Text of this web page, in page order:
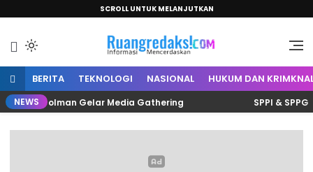
SCROLL UNTUK MELANJUTKAN
Ruang Redaksi
Informasi Mencerdaskan
BERITA TEKNOLOGI NASIONAL HUKUM DAN
NEWSPolman Gelar Media Gathering SPPI & SPPG